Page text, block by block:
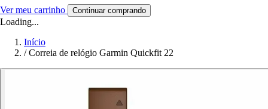
Ver meu carrinho Continuar comprando
Loading...
Início
/ Correia de relógio Garmin Quickfit 22